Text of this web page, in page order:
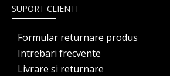
SUPORT CLIENTI
Formular returnare produs
Intrebari frecvente
Livrare si returnare